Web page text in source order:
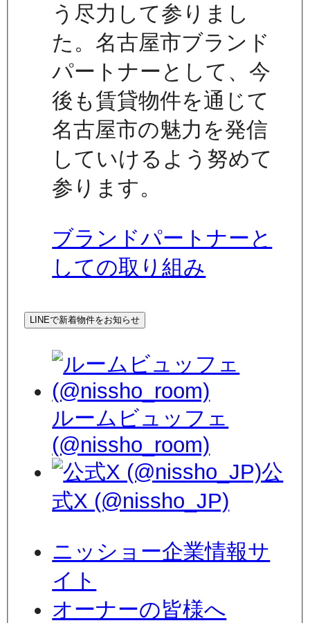
う尽力して参りまし
た。名古屋市ブランド
パートナーとして、今
後も賃貸物件を通じて
名古屋市の魅力を発信
していけるよう努めて
参ります。
ブランドパートナーと
しての取り組み
LINEで新着物件をお知らせ
ルームビュッフェ
(@nissho_room)
公
式X (@nissho_JP)
ニッショー企業情報サ
イト
オーナーの皆様へ